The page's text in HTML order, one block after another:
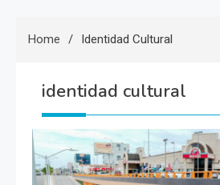
Home Identidad Cultural
identidad cultural